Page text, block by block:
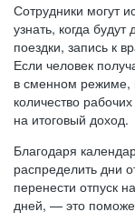
Сотрудники могут
узнать, когда
поездки, запись к
Если человек
в сменном режиме,
количество
на итоговый доход.
Благодаря
распределить дни
перенести отпуск
дней, — это